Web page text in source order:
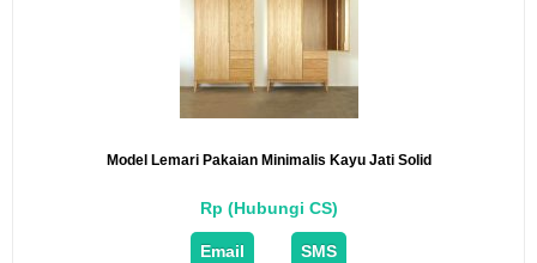
Model Lemari Pakaian Minimalis Kayu Jati Solid
Rp (Hubungi CS)
Email SMS